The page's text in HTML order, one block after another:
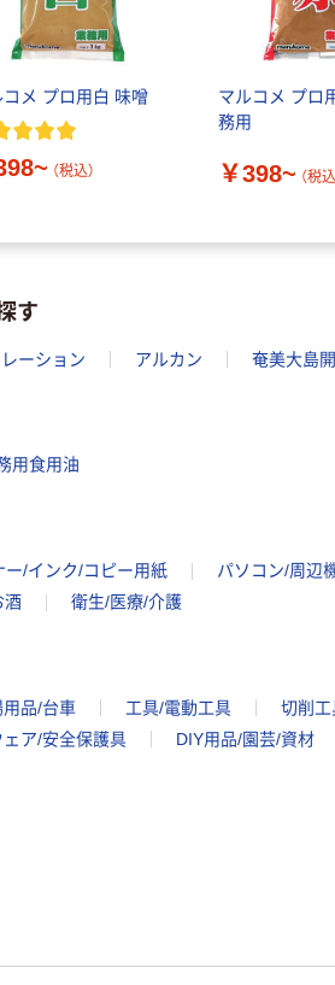
コメ プロ用白 味噌
（税込）
マルコメ プロ
務用
￥398~ （税込
す
ーション アルカン 奄美大島
用食用油
ー/インク/コピー用紙 パソコン/周辺
酒 衛生/医療/介護
用品/台車 工具/電動工具 切削
ア/安全保護具 DIY用品/園芸/資材
企画 オリジナル